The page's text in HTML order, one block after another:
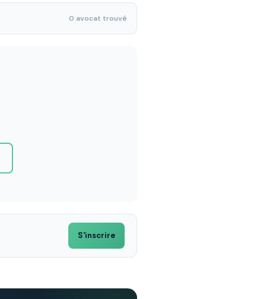
0 avocat trouvé
S'inscrire